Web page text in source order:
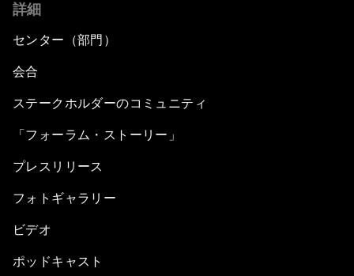
詳細
センター（部門）
会合
ステークホルダーのコミュニティ
「フォーラム・ストーリー」
プレスリリース
フォトギャラリー
ビデオ
ポッドキャスト